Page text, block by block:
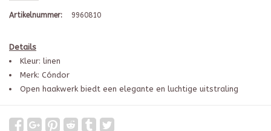
Artikelnummer: 9960810
Details
Kleur: linen
Merk: Cóndor
Open haakwerk biedt een elegante en luchtige uitstraling